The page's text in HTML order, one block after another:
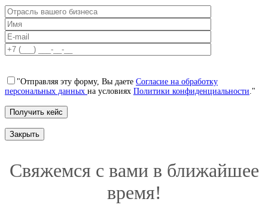
"Отправляя эту форму, Вы даете Согласие на обработку
персональных данных на условиях Политики конфиденциальности."
Закрыть
Свяжемся с вами в ближайшее
время!